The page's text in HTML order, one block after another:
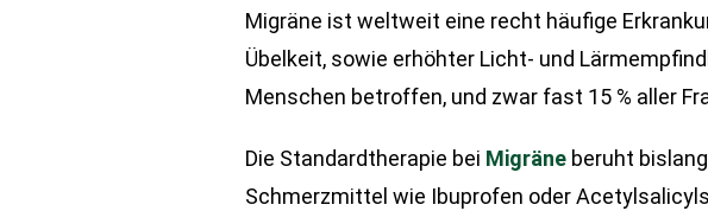
Migräne ist weltweit eine recht häufige
Übelkeit, sowie erhöhter Licht- und
Menschen betroffen, und zwar fast 15 % aller
Die Standardtherapie bei Migräneberuht
Schmerzmittel wie Ibuprofen oder